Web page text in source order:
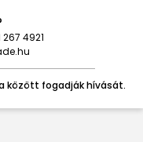
267 4921
között fogadják hívását.